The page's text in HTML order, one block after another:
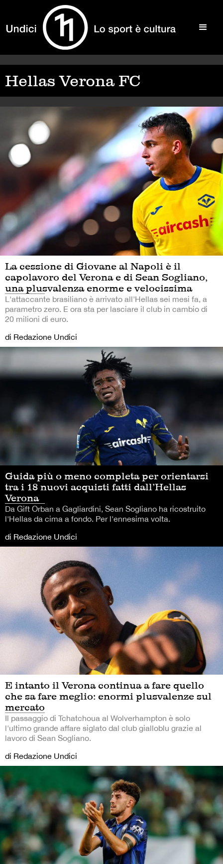
Hellas Verona FC
La cessione di Giovane al Napoli è il
capolavoro del Verona e di Sean Sogliano,
una plusvalenza enorme e velocissima
L'attaccante brasiliano è arrivato all'Hellas sei mesi fa, a
parametro zero. E ora sta per lasciare il club in cambio di
20 milioni di euro.
di Redazione Undici
Guida più o meno completa per orientarsi
tra i 18 nuovi acquisti fatti dall’Hellas
Verona
Da Gift Orban a Gagliardini, Sean Sogliano ha ricostruito
l'Hellas da cima a fondo. Per l'ennesima volta.
di Redazione Undici
E intanto il Verona continua a fare quello
che sa fare meglio: enormi plusvalenze sul
mercato
Il passaggio di Tchatchoua al Wolverhampton è solo
l'ultimo grande affare siglato dal club gialloblu grazie al
lavoro di Sean Sogliano.
di Redazione Undici